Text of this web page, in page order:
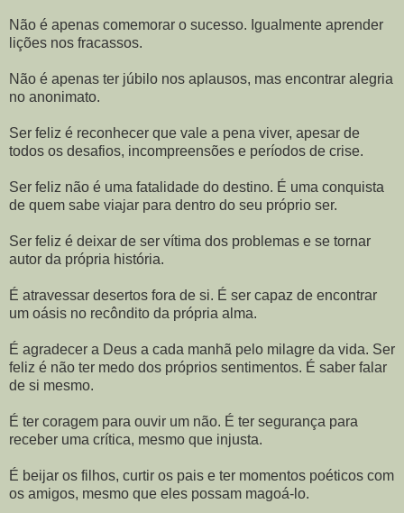
Não é apenas comemorar o sucesso. Igualmente aprender
lições nos fracassos.
Não é apenas ter júbilo nos aplausos, mas encontrar alegria
no anonimato.
Ser feliz é reconhecer que vale a pena viver, apesar de
todos os desafios, incompreensões e períodos de crise.
Ser feliz não é uma fatalidade do destino. É uma conquista
de quem sabe viajar para dentro do seu próprio ser.
Ser feliz é deixar de ser vítima dos problemas e se tornar
autor da própria história.
É atravessar desertos fora de si. É ser capaz de encontrar
um oásis no recôndito da própria alma.
É agradecer a Deus a cada manhã pelo milagre da vida. Ser
feliz é não ter medo dos próprios sentimentos. É saber falar
de si mesmo.
É ter coragem para ouvir um não. É ter segurança para
receber uma crítica, mesmo que injusta.
É beijar os filhos, curtir os pais e ter momentos poéticos com
os amigos, mesmo que eles possam magoá-lo.